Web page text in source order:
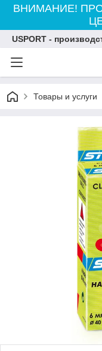
ВНИМАНИЕ!
USPORT -
Товары и услуги